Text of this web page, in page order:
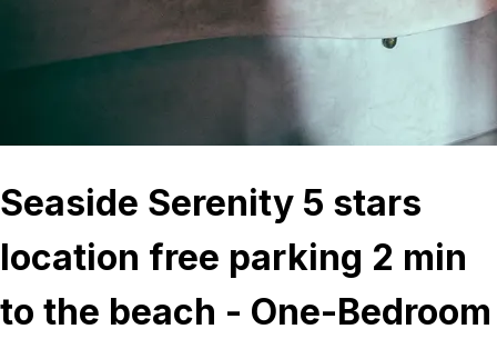
Seaside Serenity 5 stars
location free parking 2 min
to the beach - One-Bedroom